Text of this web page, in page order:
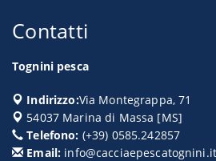
Contatti
Tognini pesca
Indirizzo:Via Montegrappa, 71
54037 Marina di Massa [MS]
Telefono: (+39) 0585.242857
Email: info@cacciaepescatognini.it